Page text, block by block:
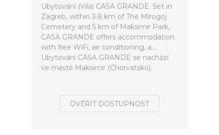
Ubytování (Vila) CASA GRANDE. Set in
Zagreb, within 3.8 km of The Mirogoj
Cemetery and 5 km of Maksimir Park,
CASA GRANDE offers accommodation
with free WiFi, air conditioning, a...
Ubytování CASA GRANDE se nachází
ve městě Maksimir (Chorvatsko).
OVĚŘIT DOSTUPNOST